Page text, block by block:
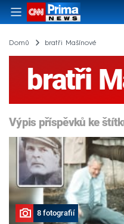
Domů bratři Mašínové
bratři
Výpis příspěvků ke
8 fotografií